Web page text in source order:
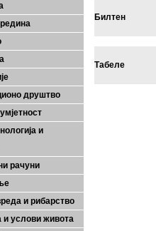
друштво
и
рачуни
и рибарство
услови живота
Билтен
Табеле